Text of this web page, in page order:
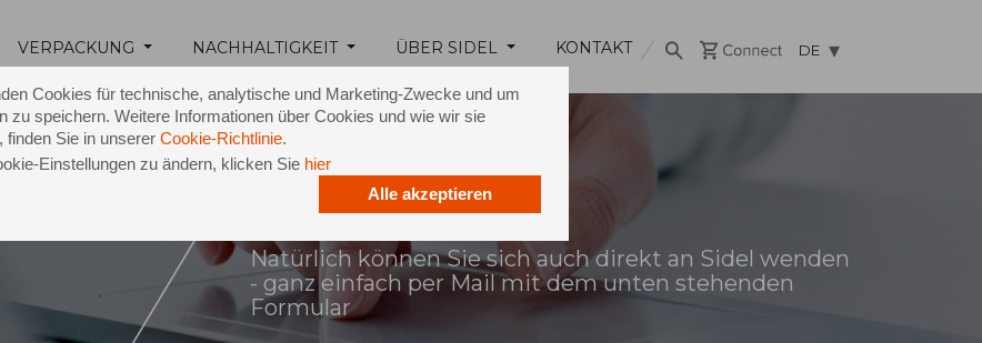
Cookies für technische, analytische und Marketing-Zwecke und um
zu speichern. Weitere Informationen über Cookies und wie wir sie
finden Sie in unserer Cookie-Richtlinie.
Einstellungen zu ändern, klicken Sie hier
Alle akzeptieren
VERPACKUNG NACHHALTIGKEIT ÜBER SIDEL KONTAKT DE
Natürlich können Sie sich auch direkt an Sidel wenden
- ganz einfach per Mail mit dem unten stehenden
Formular